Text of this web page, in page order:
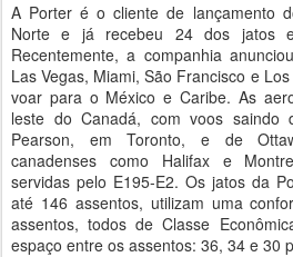
A Porter é o cliente de lançamento
Norte e já recebeu 24 dos jatos
Recentemente, a companhia
Las Vegas, Miami, São Francisco e
voar para o México e Caribe. As
leste do Canadá, com voos saindo
Pearson, em Toronto, e de
canadenses como Halifax e
servidas pelo E195-E2. Os jatos da
até 146 assentos, utilizam uma
assentos, todos de Classe
espaço entre os assentos: 36, 34 e 30